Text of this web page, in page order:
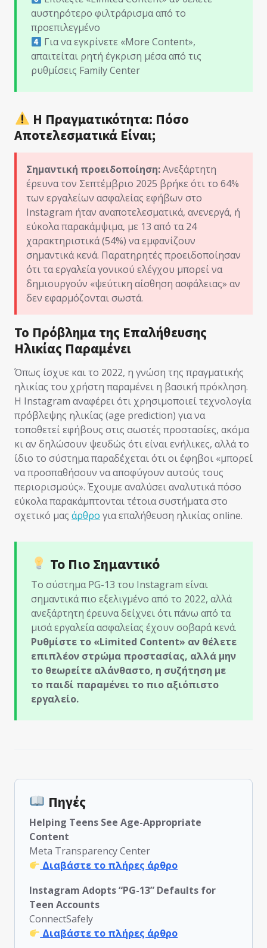
αυστηρότερο φιλτράρισμα από το
προεπιλεγμένο
Για να εγκρίνετε «More Content»,
απαιτείται ρητή έγκριση μέσα από τις
ρυθμίσεις Family Center
Η Πραγματικότητα: Πόσο
Αποτελεσματικά Είναι;
Σημαντική προειδοποίηση:Ανεξάρτητη
έρευνα τον Σεπτέμβριο 2025 βρήκε ότι το 64%
των εργαλείων ασφαλείας εφήβων στο
Instagram ήταν αναποτελεσματικά, ανενεργά, ή
εύκολα παρακάμψιμα, με 13 από τα 24
χαρακτηριστικά (54%) να εμφανίζουν
σημαντικά κενά. Παρατηρητές προειδοποίησαν
ότι τα εργαλεία γονικού ελέγχου μπορεί να
δημιουργούν «ψεύτικη αίσθηση ασφάλειας» αν
δεν εφαρμόζονται σωστά.
Το Πρόβλημα της Επαλήθευσης
Ηλικίας Παραμένει
Όπως ίσχυε και το 2022, η γνώση της πραγματικής
ηλικίας του χρήστη παραμένει η βασική πρόκληση.
Η Instagram αναφέρει ότι χρησιμοποιεί τεχνολογία
πρόβλεψης ηλικίας (age prediction) για να
τοποθετεί εφήβους στις σωστές προστασίες, ακόμα
κι αν δηλώσουν ψευδώς ότι είναι ενήλικες, αλλά το
ίδιο το σύστημα παραδέχεται ότι οι έφηβοι «μπορεί
να προσπαθήσουν να αποφύγουν αυτούς τους
περιορισμούς». Έχουμε αναλύσει αναλυτικά πόσο
εύκολα παρακάμπτονται τέτοια συστήματα στο
σχετικό μας άρθρο για επαλήθευση ηλικίας online.
Το Πιο Σημαντικό
Το σύστημα PG-13 του Instagram είναι
σημαντικά πιο εξελιγμένο από το 2022, αλλά
ανεξάρτητη έρευνα δείχνει ότι πάνω από τα
μισά εργαλεία ασφαλείας έχουν σοβαρά κενά.
Ρυθμίστε το «Limited Content» αν θέλετε
επιπλέον στρώμα προστασίας, αλλά μην
το θεωρείτε αλάνθαστο, η συζήτηση με
το παιδί παραμένει το πιο αξιόπιστο
εργαλείο.
Πηγές
Helping Teens See Age-Appropriate
Content
Meta Transparency Center
Διαβάστε το πλήρες άρθρο
Instagram Adopts “PG-13” Defaults for
Teen Accounts
ConnectSafely
Διαβάστε το πλήρες άρθρο